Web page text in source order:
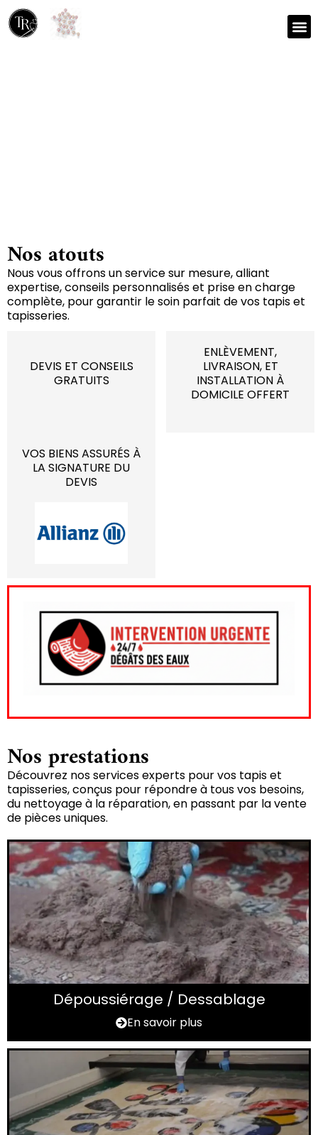
Nos atouts
Nous vous offrons un service sur mesure, alliant
expertise, conseils personnalisés et prise en charge
complète, pour garantir le soin parfait de vos tapis et
tapisseries.
DEVIS ET CONSEILS
GRATUITS
ENLÈVEMENT,
LIVRAISON, ET
INSTALLATION À
DOMICILE OFFERT
VOS BIENS ASSURÉS À
LA SIGNATURE DU
DEVIS
Nos prestations
Découvrez nos services experts pour vos tapis et
tapisseries, conçus pour répondre à tous vos besoins,
du nettoyage à la réparation, en passant par la vente
de pièces uniques.
Dépoussiérage / Dessablage
En savoir plus